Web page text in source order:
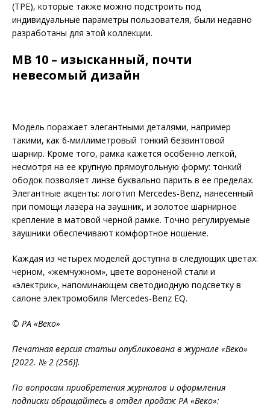
(TPE), которые также можно подстроить под
индивидуальные параме­тры пользователя, были недавно
разработаны для этой коллекции.
MB 10 – изысканный, почти
невесомый дизайн
Модель поражает элегантными деталями, на­пример
такими, как 6-миллиметровый тонкий безвинтовой
шарнир. Кроме того, рамка кажется особенно легкой,
несмотря на ее крупную прямоугольную форму: тонкий
ободок позволяет линзе буквально парить в ее пределах.
Элегантные акценты: логотип Mercedes-Benz, нанесенный
при помощи лазера на заушник, и золотое шарнирное
крепление в матовой черной рамке. Точно регулируемые
заушники обеспечивают комфортное ношение.
Каждая из четырех моделей доступна в следующих цветах:
черном, «жемчужном», цвете вороненой стали и
«электрик», напоминающем светодиодную подсветку в
салоне электромобиля Mercedes-Benz EQ.
© РА «Веко»
Печатная версия статьи опубликована в журнале «Веко»
[2022. № 2 (256)].
По вопросам приобретения журналов и оформления
подписки обращайтесь в отдел продаж РА «Веко»: